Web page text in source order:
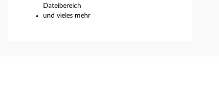
Dateibereich
und vieles mehr